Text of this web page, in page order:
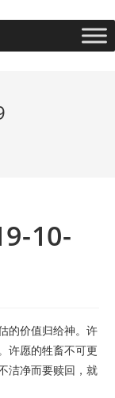
10-
的价值归给神。许
许愿的牲畜不可更
洁净而要赎回，就